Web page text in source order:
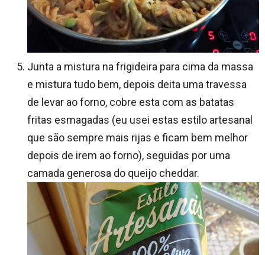
Junta a mistura na frigideira para cima da massa
e mistura tudo bem, depois deita uma travessa
de levar ao forno, cobre esta com as batatas
fritas esmagadas (eu usei estas estilo artesanal
que são sempre mais rijas e ficam bem melhor
depois de irem ao forno), seguidas por uma
camada generosa do queijo cheddar.